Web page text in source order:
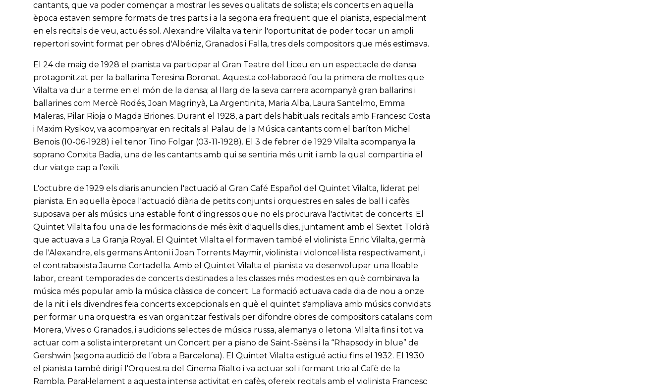
cantants, que va poder començar a mostrar les seves qualitats de solista; els concerts en aquella
època estaven sempre formats de tres parts i a la segona era freqüent que el pianista, especialment
en els recitals de veu, actués sol. Alexandre Vilalta va tenir l'oportunitat de poder tocar un ampli
repertori sovint format per obres d'Albéniz, Granados i Falla, tres dels compositors que més estimava.
El 24 de maig de 1928 el pianista va participar al Gran Teatre del Liceu en un espectacle de dansa
protagonitzat per la ballarina Teresina Boronat. Aquesta col·laboració fou la primera de moltes que
Vilalta va dur a terme en el món de la dansa; al llarg de la seva carrera acompanyà gran ballarins i
ballarines com Mercè Rodés, Joan Magrinyà, La Argentinita, Maria Alba, Laura Santelmo, Emma
Maleras, Pilar Rioja o Magda Briones. Durant el 1928, a part dels habituals recitals amb Francesc Costa
i Maxim Rysikov, va acompanyar en recitals al Palau de la Música cantants com el baríton Michel
Benois (10-06-1928) i el tenor Tino Folgar (03-11-1928). El 3 de febrer de 1929 Vilalta acompanya la
soprano Conxita Badia, una de les cantants amb qui se sentiria més unit i amb la qual compartiria el
dur viatge cap a l'exili.
L'octubre de 1929 els diaris anuncien l'actuació al Gran Café Español del Quintet Vilalta, liderat pel
pianista. En aquella època l'actuació diària de petits conjunts i orquestres en sales de ball i cafès
suposava per als músics una estable font d'ingressos que no els procurava l'activitat de concerts. El
Quintet Vilalta fou una de les formacions de més èxit d'aquells dies, juntament amb el Sextet Toldrà
que actuava a La Granja Royal. El Quintet Vilalta el formaven també el violinista Enric Vilalta, germà
de l'Alexandre, els germans Antoni i Joan Torrents Maymir, violinista i violoncel·lista respectivament, i
el contrabaixista Jaume Cortadella. Amb el Quintet Vilalta el pianista va desenvolupar una lloable
labor, creant temporades de concerts destinades a les classes més modestes en què combinava la
música més popular amb la música clàssica de concert. La formació actuava cada dia de nou a onze
de la nit i els divendres feia concerts excepcionals en què el quintet s'ampliava amb músics convidats
per formar una orquestra; es van organitzar festivals per difondre obres de compositors catalans com
Morera, Vives o Granados, i audicions selectes de música russa, alemanya o letona. Vilalta fins i tot va
actuar com a solista interpretant un Concert per a piano de Saint-Saëns i la “Rhapsody in blue” de
Gershwin (segona audició de l’obra a Barcelona). El Quintet Vilalta estigué actiu fins el 1932. El 1930
el pianista també dirigí l'Orquestra del Cinema Rialto i va actuar sol i formant trio al Cafè de la
Rambla. Paral·lelament a aquesta intensa activitat en cafès, ofereix recitals amb el violinista Francesc